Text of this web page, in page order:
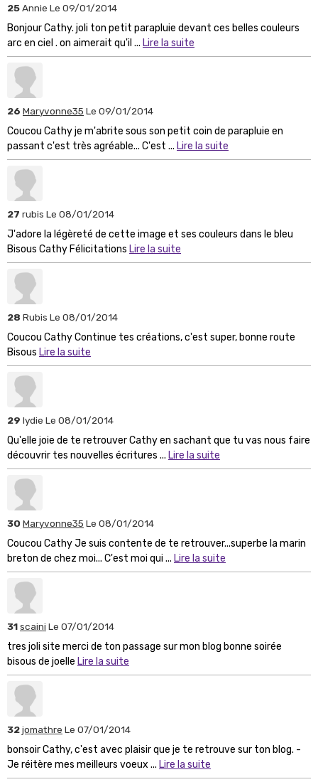
25Annie Le 09/01/2014
Bonjour Cathy. joli ton petit parapluie devant ces belles couleurs
arc en ciel . on aimerait qu'il ... Lire la suite
26 Maryvonne35 Le 09/01/2014
Coucou Cathy je m'abrite sous son petit coin de parapluie en
passant c'est très agréable... C'est ... Lire la suite
27 rubis Le 08/01/2014
J'adore la légèreté de cette image et ses couleurs dans le bleu
Bisous Cathy Félicitations Lire la suite
28 Rubis Le 08/01/2014
Coucou Cathy Continue tes créations, c'est super, bonne route
Bisous Lire la suite
29 lydie Le 08/01/2014
Qu'elle joie de te retrouver Cathy en sachant que tu vas nous faire
découvrir tes nouvelles écritures ... Lire la suite
30 Maryvonne35 Le 08/01/2014
Coucou Cathy Je suis contente de te retrouver...superbe la marin
breton de chez moi... C'est moi qui ... Lire la suite
31scaini Le 07/01/2014
tres joli site merci de ton passage sur mon blog bonne soirée
bisous de joelle Lire la suite
32jomathre Le 07/01/2014
bonsoir Cathy, c'est avec plaisir que je te retrouve sur ton blog. -
Je réitère mes meilleurs voeux ... Lire la suite